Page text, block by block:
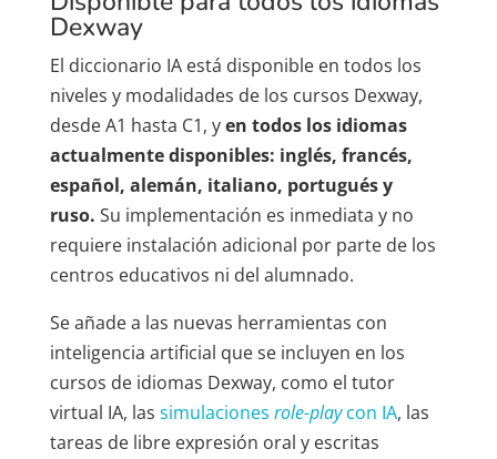
Dexway
El diccionario IA está disponible en todos los
niveles y modalidades de los cursos Dexway,
desde A1 hasta C1, yen todos los idiomas
actualmente disponibles: inglés, francés,
español, alemán, italiano, portugués y
ruso. Su implementación es inmediata y no
requiere instalación adicional por parte de los
centros educativos ni del alumnado.
Se añade a las nuevas herramientas con
inteligencia artificial que se incluyen en los
cursos de idiomas Dexway, como el tutor
virtual IA, las simulaciones role-playcon IA, las
tareas de libre expresión oral y escritas